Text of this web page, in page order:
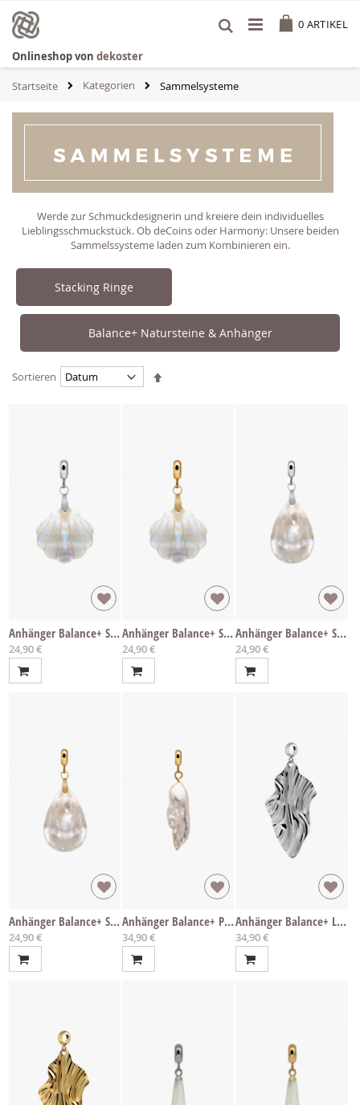
Inhalt
springen
0 ARTIKEL
Onlineshop von dekoster
Startseite Kategorien Sammelsysteme
Werde zur Schmuckdesignerin und kreiere dein individuelles
Lieblingsschmuckstück. Ob deCoins oder Harmony: Unsere beiden
Sammelssysteme laden zum Kombinieren ein.
Stacking Ringe
Balance+ Natursteine & Anhänger
Sortieren
Absteigend
Anhänger Balance+ Seashell
24,90 €
Anhänger Balance+ Seashell
24,90 €
Anhänger Balance+ Shell
24,90 €
Anhänger Balance+ Shell
24,90 €
Anhänger Balance+ Perle
34,90 €
Anhänger Balance+ Leaf
34,90 €